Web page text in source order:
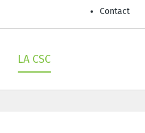
Contact
LA CSC